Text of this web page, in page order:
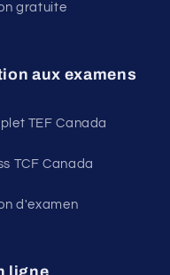
gratuite
aux examens
TEF Canada
TCF Canada
d'examen
ligne